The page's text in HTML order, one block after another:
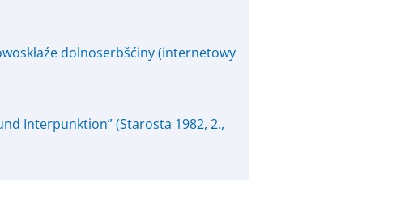
dolnoserbšćiny (internetowy
Interpunktion” (Starosta 1982, 2.,